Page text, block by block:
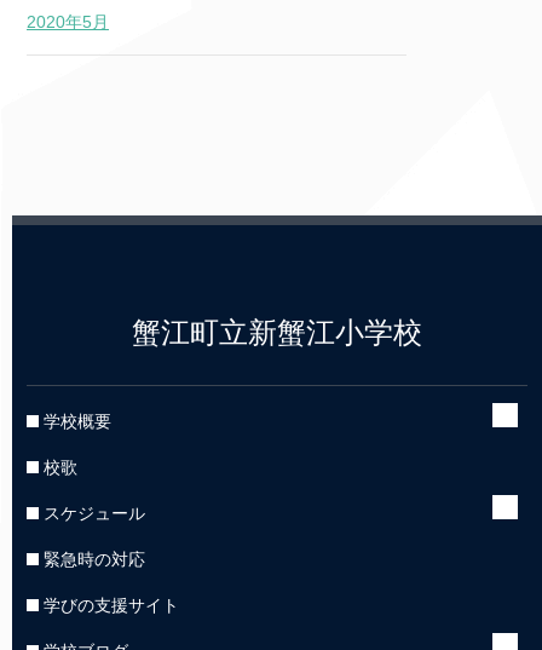
2020年5月
蟹江町立新蟹江小学校
学校概要
校歌
スケジュール
緊急時の対応
学びの支援サイト